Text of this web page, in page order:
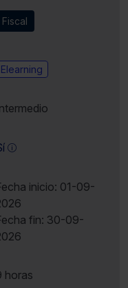
Fiscal
Elearning
inicio: 01-09-
fin: 30-09-
horas